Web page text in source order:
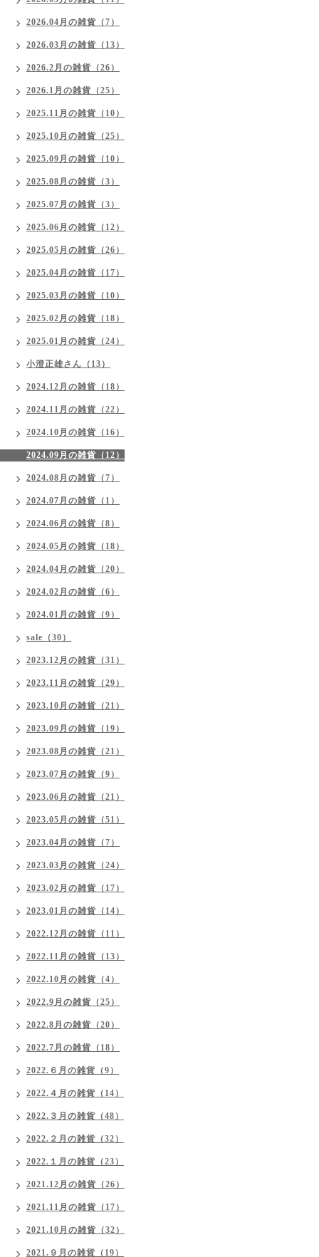
2026.04月の雑貨（7）
2026.03月の雑貨（13）
2026.2月の雑貨（26）
2026.1月の雑貨（25）
2025.11月の雑貨（10）
2025.10月の雑貨（25）
2025.09月の雑貨（10）
2025.08月の雑貨（3）
2025.07月の雑貨（3）
2025.06月の雑貨（12）
2025.05月の雑貨（26）
2025.04月の雑貨（17）
2025.03月の雑貨（10）
2025.02月の雑貨（18）
2025.01月の雑貨（24）
小澄正雄さん（13）
2024.12月の雑貨（18）
2024.11月の雑貨（22）
2024.10月の雑貨（16）
2024.09月の雑貨（12）
2024.08月の雑貨（7）
2024.07月の雑貨（1）
2024.06月の雑貨（8）
2024.05月の雑貨（18）
2024.04月の雑貨（20）
2024.02月の雑貨（6）
2024.01月の雑貨（9）
sale（30）
2023.12月の雑貨（31）
2023.11月の雑貨（29）
2023.10月の雑貨（21）
2023.09月の雑貨（19）
2023.08月の雑貨（21）
2023.07月の雑貨（9）
2023.06月の雑貨（21）
2023.05月の雑貨（51）
2023.04月の雑貨（7）
2023.03月の雑貨（24）
2023.02月の雑貨（17）
2023.01月の雑貨（14）
2022.12月の雑貨（11）
2022.11月の雑貨（13）
2022.10月の雑貨（4）
2022.9月の雑貨（25）
2022.8月の雑貨（20）
2022.7月の雑貨（18）
2022.６月の雑貨（9）
2022.４月の雑貨（14）
2022.３月の雑貨（48）
2022.２月の雑貨（32）
2022.１月の雑貨（23）
2021.12月の雑貨（26）
2021.11月の雑貨（17）
2021.10月の雑貨（32）
2021.９月の雑貨（19）